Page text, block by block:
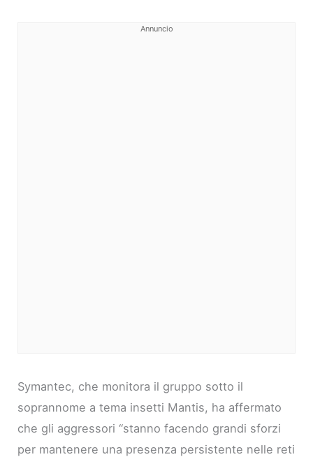
Annuncio
Symantec, che monitora il gruppo sotto il
soprannome a tema insetti Mantis, ha affermato
che gli aggressori “stanno facendo grandi sforzi
per mantenere una presenza persistente nelle reti